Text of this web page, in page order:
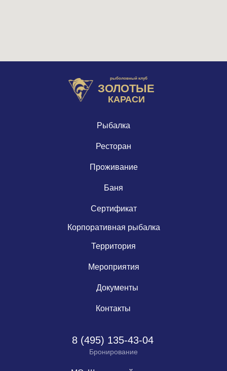
Рыбалка
Проживание
Ресторан
Баня
8 (495) 135-43-04
Бронирование
ЗОЛОТЫЕ
рыболовный клуб
КАРАСИ
Мероприятия
Территория
Корпоративная рыбалка
Сертификат
Документы
Контакты